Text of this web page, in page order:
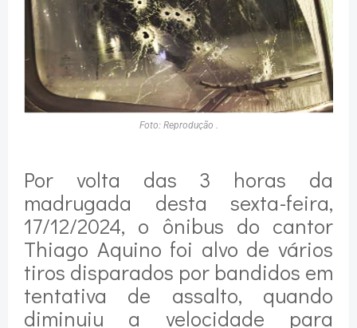
Foto: Reprodução .
Por volta das 3 horas da
madrugada desta sexta-feira,
17/12/2024, o ônibus do cantor
Thiago Aquino foi alvo de vários
tiros disparados por bandidos em
tentativa de assalto, quando
diminuiu a velocidade para